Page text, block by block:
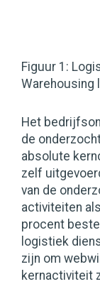
Figuur 1:
Warehousing
Het
de
absolute
zelf
van de
activiteiten
procent
logistiek
zijn om
kernactiviteit